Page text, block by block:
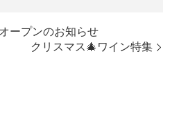
ープンのお知らせ
クリスマス🎄ワイン特集